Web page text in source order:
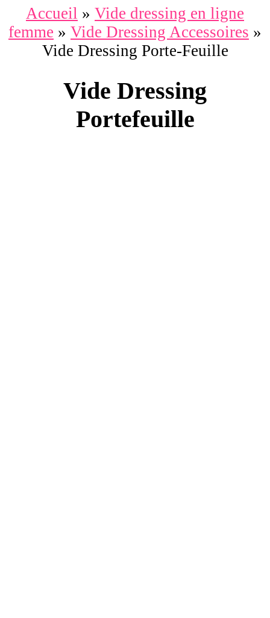
Accueil » Vide dressing en ligne
femme » Vide Dressing Accessoires »
Vide Dressing Porte-Feuille
Vide Dressing
Portefeuille